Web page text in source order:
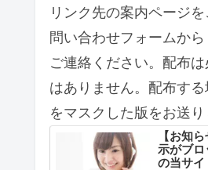
リンク先の案内ページを
問い合わせフォームか
ご連絡ください。配布
はありません。配布す
をマスクした版をお送り
【お知
示がブ
の当サ